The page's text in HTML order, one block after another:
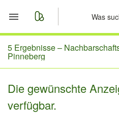
Start
Merkliste
Nachrichten
5 Ergebnisse –
Pinneberg
Die gewünschte
verfügbar.